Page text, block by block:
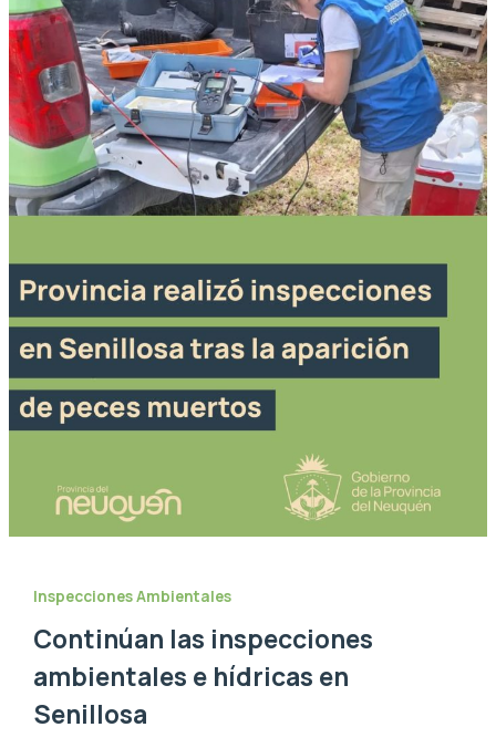
Inspecciones Ambientales
Continúan las inspecciones
ambientales e hídricas en
Senillosa